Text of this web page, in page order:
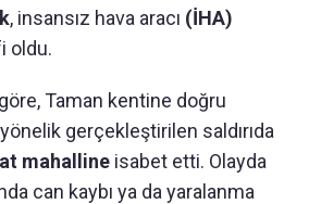
, insansız hava aracı (İHA)
oldu.
Taman kentine doğru
gerçekleştirilen saldırıda
mahalline isabet etti. Olayda
can kaybı ya da yaralanma